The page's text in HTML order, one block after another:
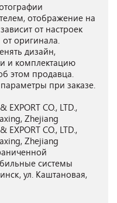
отображение на
от настроек
оригинала.
дизайн,
и комплектацию
этом продавца.
при заказе.
EXPORT CO., LTD.,
Zhejiang
EXPORT CO., LTD.,
Zhejiang
системы
ул. Каштановая,